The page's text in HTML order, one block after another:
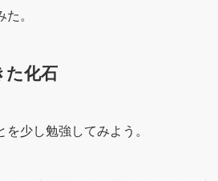
。
た化石
を少し勉強してみよう。